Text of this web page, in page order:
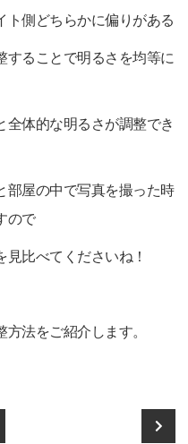
ト側どちらかに偏りがある
することで明るさを均等に
全体的な明るさが調整でき
部屋の中で写真を撮った時
ので
比べてくださいね！
法をご紹介します。